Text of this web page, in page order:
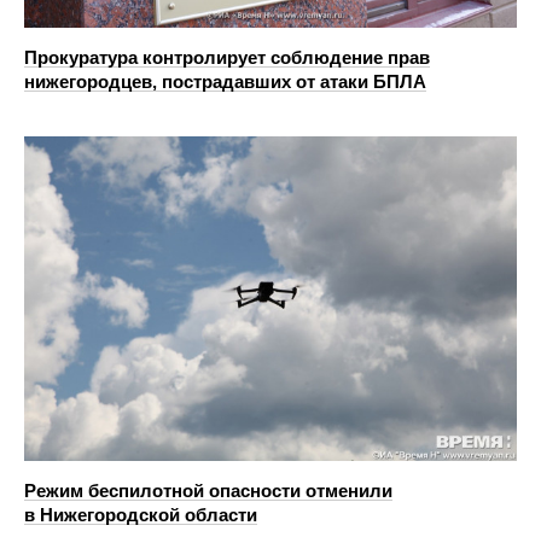
Прокуратура контролирует соблюдение прав
нижегородцев, пострадавших от атаки БПЛА
Режим беспилотной опасности отменили
в Нижегородской области